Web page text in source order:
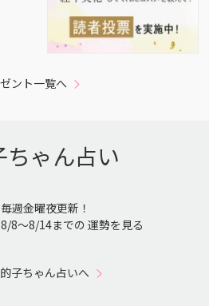
ント一覧へ
ちゃん占い
毎週金曜夜更新！
8/8〜8/14までの 運勢を見る
子ちゃん占いへ